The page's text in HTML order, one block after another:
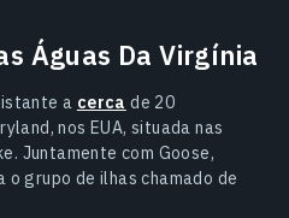
Águas Da Virgínia
a cerca de 20
nos EUA, situada nas
Juntamente com Goose,
grupo de ilhas chamado de